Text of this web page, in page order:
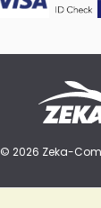
© 2026 Zeka-